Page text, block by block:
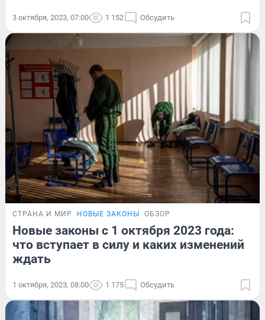
3 октября, 2023, 07:00 1 152 Обсудить
СТРАНА И МИР НОВЫЕ ЗАКОНЫ ОБЗОР
Новые законы с 1 октября 2023 года:
что вступает в силу и каких изменений
ждать
1 октября, 2023, 08:00 1 175 Обсудить